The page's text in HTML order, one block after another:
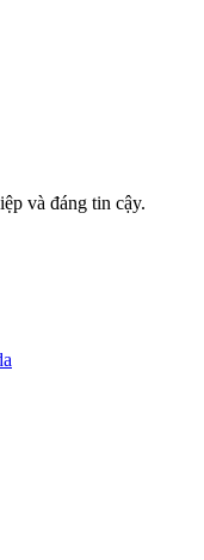
và đáng tin cậy.